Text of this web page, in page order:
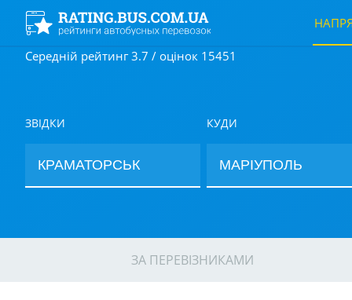
Середній рейтинг 3.7 / оцінок 15451
ЗВІДКИ КУДИ
ЗА ПЕРЕВІЗНИКАМИ